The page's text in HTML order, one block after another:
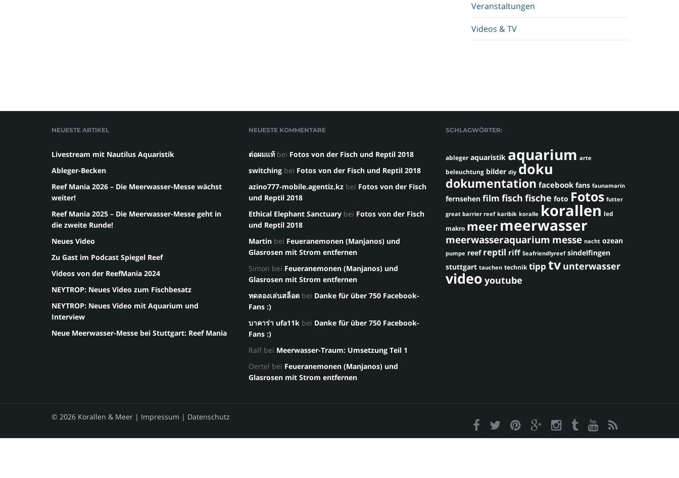
Veranstaltungen
Videos & TV
NEUESTE ARTIKEL
Livestream mit Nautilus Aquaristik
Ableger-Becken
Reef Mania 2026 – Die Meerwasser-Messe wächst
weiter!
Reef Mania 2025 – Die Meerwasser-Messe geht in
die zweite Runde!
Neues Video
Zu Gast im Podcast Spiegel Reef
Videos von der ReefMania 2024
NEYTROP: Neues Video zum Fischbesatz
NEYTROP: Neues Video mit Aquarium und
Interview
Neue Meerwasser-Messe bei Stuttgart: Reef Mania
NEUESTE KOMMENTARE
ต่อผมแท้ bei Fotos von der Fisch und Reptil 2018
switching bei Fotos von der Fisch und Reptil 2018
azino777-mobile.agentiz.kz bei Fotos von der Fisch
und Reptil 2018
Ethical Elephant Sanctuary bei Fotos von der Fisch
und Reptil 2018
Martin bei Feueranemonen (Manjanos) und
Glasrosen mit Strom entfernen
Simon bei Feueranemonen (Manjanos) und
Glasrosen mit Strom entfernen
ทดลองเล่นสล็อต bei Danke für über 750 Facebook-
Fans :)
บาคาร่า ufa11k bei Danke für über 750 Facebook-
Fans :)
Ralf bei Meerwasser-Traum: Umsetzung Teil 1
Oertel bei Feueranemonen (Manjanos) und
Glasrosen mit Strom entfernen
SCHLAGWÖRTER:
ableger aquaristik aquarium arte
beleuchtung bilder diy doku
dokumentation facebook fans faunamarin
fernsehen film fisch fische foto Fotos futter
great barrier reef karibik koralle korallen led
makro meermeerwasser
meerwasseraquarium messe nacht ozean
pumpe reef reptil riff Seafriendlyreef sindelfingen
stuttgart tauchen technik tipp tv unterwasser
video youtube
© 2026 Korallen & Meer | Impressum | Datenschutz